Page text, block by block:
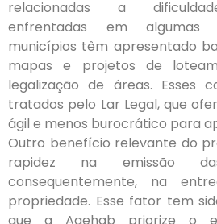
relacionadas a
enfrentadas em algumas
municípios têm apresentado
mapas e projetos de
legalização de áreas. Esses
tratados pelo Lar Legal, que
ágil e menos burocrático para
Outro benefício relevante do
rapidez na emissão
consequentemente, na
propriedade. Esse fator tem
que a Agehab priorize o